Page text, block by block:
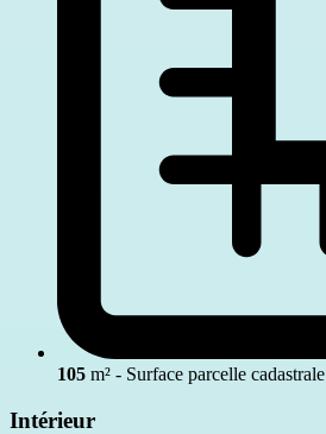
105 m² - Surface parcelle cadastrale
Intérieur